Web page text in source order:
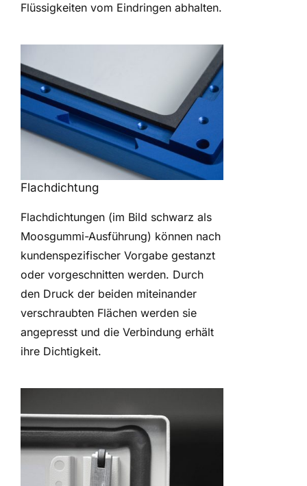
Flüssigkeiten vom Eindringen abhalten.
Flachdichtung
Flachdichtungen (im Bild schwarz als
Moosgummi-Ausführung) können nach
kundenspezifischer Vorgabe gestanzt
oder vorgeschnitten werden. Durch
den Druck der beiden miteinander
verschraubten Flächen werden sie
angepresst und die Verbindung erhält
ihre Dichtigkeit.